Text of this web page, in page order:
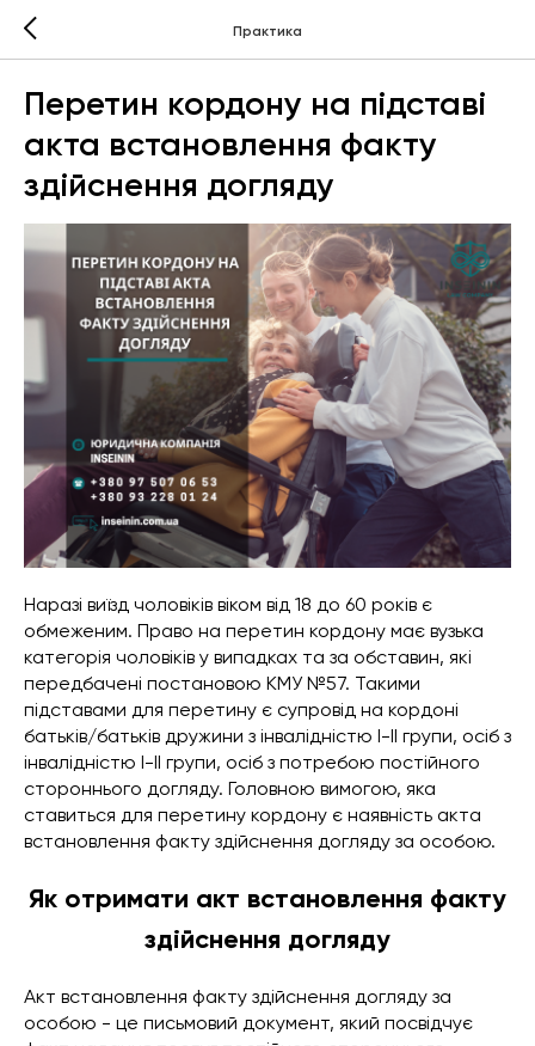
Практика
Перетин кордону на підставі
акта встановлення факту
здійснення догляду
Наразі виїзд чоловіків віком від 18 до 60 років є
обмеженим. Право на перетин кордону має вузька
категорія чоловіків у випадках та за обставин, які
передбачені постановою КМУ №57. Такими
підставами для перетину є супровід на кордоні
батьків/батьків дружини з інвалідністю І-ІІ групи, осіб з
інвалідністю І-ІІ групи, осіб з потребою постійного
стороннього догляду. Головною вимогою, яка
ставиться для перетину кордону є наявність акта
встановлення факту здійснення догляду за особою.
Як отримати акт встановлення факту
здійснення догляду
Акт встановлення факту здійснення догляду за
особою - це письмовий документ, який посвідчує